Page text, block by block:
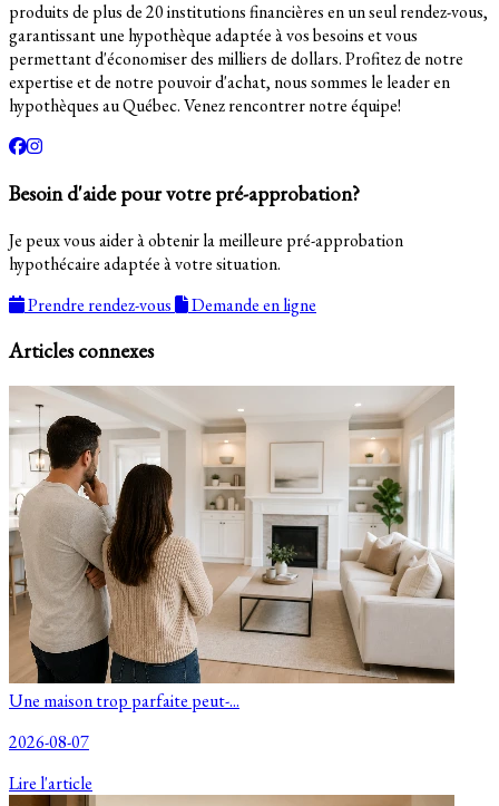
produits de plus de 20 institutions financières en un seul rendez-vous,
garantissant une hypothèque adaptée à vos besoins et vous
permettant d'économiser des milliers de dollars. Profitez de notre
expertise et de notre pouvoir d'achat, nous sommes le leader en
hypothèques au Québec. Venez rencontrer notre équipe!
Besoin d'aide pour votre pré-approbation?
Je peux vous aider à obtenir la meilleure pré-approbation
hypothécaire adaptée à votre situation.
Prendre rendez-vous
Demande en ligne
Articles connexes
Une maison trop parfaite peut-...
2026-08-07
Lire l'article